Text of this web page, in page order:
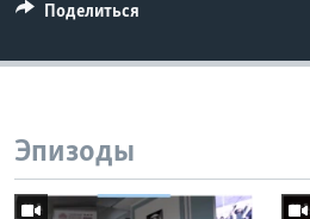
Поделиться
Эпизоды